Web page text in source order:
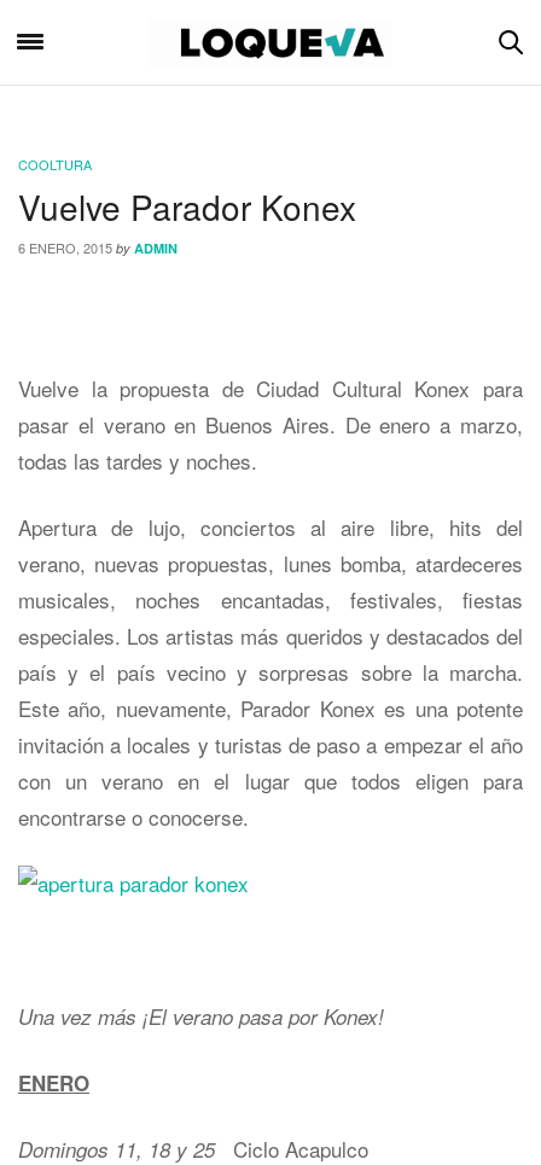
COOLTURA
Vuelve Parador Konex
6 ENERO, 2015 by ADMIN
Vuelve la propuesta de Ciudad Cultural Konex para
pasar el verano en Buenos Aires. De enero a marzo,
todas las tardes y noches.
Apertura de lujo, conciertos al aire libre, hits del
verano, nuevas propuestas, lunes bomba, atardeceres
musicales, noches encantadas, festivales, fiestas
especiales. Los artistas más queridos y destacados del
país y el país vecino y sorpresas sobre la marcha.
Este año, nuevamente, Parador Konex es una potente
invitación a locales y turistas de paso a empezar el año
con un verano en el lugar que todos eligen para
encontrarse o conocerse.
Una vez más ¡El verano pasa por Konex!
ENERO
Domingos 11, 18 y 25Ciclo Acapulco